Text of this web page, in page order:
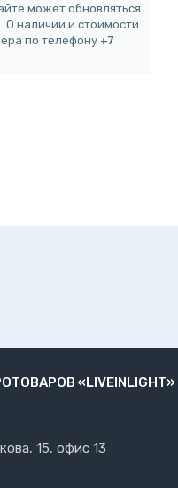
может обновляться
О наличии и стоимости
по телефону +7
«LIVEINLIGHT»
15, офис 13